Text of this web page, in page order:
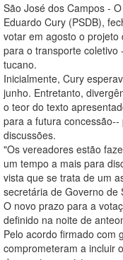
São José dos Campos -
Eduardo Cury (PSDB),
votar em agosto o
para o transporte coletivo
tucano.
Inicialmente, Cury
junho. Entretanto,
o teor do texto
para a futura
discussões.
"Os vereadores estão
um tempo a mais para
vista que se trata de um
secretária de Governo de
O novo prazo para a
definido na noite de
Pelo acordo firmado com
comprometeram a incluir